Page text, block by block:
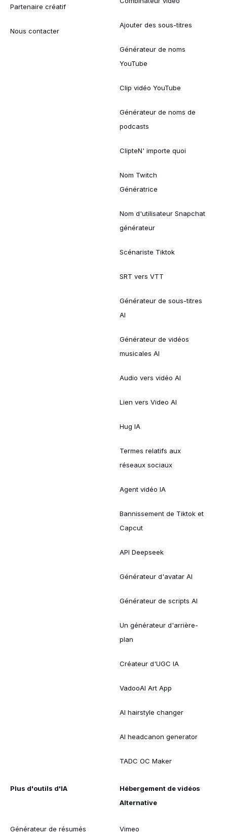
Partenaire créatif
Nous contacter
Ajouter des sous-titres
Générateur de noms
YouTube
Clip vidéo YouTube
Générateur de noms de
podcasts
ClipteN' importe quoi
Nom Twitch
Génératrice
Nom d'utilisateur Snapchat
générateur
Scénariste Tiktok
SRT vers VTT
Générateur de sous-titres
AI
Générateur de vidéos
musicales AI
Audio vers vidéo AI
Lien vers Video AI
Hug IA
Termes relatifs aux
réseaux sociaux
Agent vidéo IA
Bannissement de Tiktok et
Capcut
API Deepseek
Générateur d'avatar AI
Générateur de scripts AI
Un générateur d'arrière-
plan
Créateur d'UGC IA
VadooAI Art App
AI hairstyle changer
AI headcanon generator
TADC OC Maker
Plus d'outils d'IA
Générateur de résumés
Hébergement de vidéos
Alternative
Vimeo